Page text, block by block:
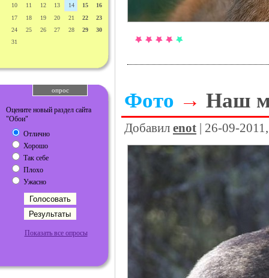
10
11 12 13 14 15
16
17
18 19 20 21 22
23
24
25 26 27 28 29
30
31
опрос
Оцените новый раздел сайта
"Обои"
Отлично
Хорошо
Так себе
Плохо
Ужасно
Показать все опросы
Фото → Наш
Добавил enot | 26-09-